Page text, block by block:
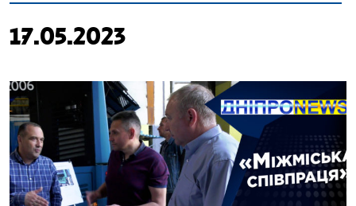
17.05.2023